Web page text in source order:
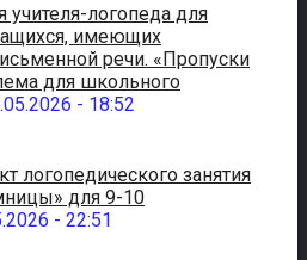
учителя-логопеда для
имеющих
речи. «Пропуски
для школьного
- 18:52
логопедического занятия
для 9-10
- 22:51